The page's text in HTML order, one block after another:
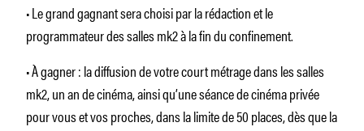
• Le grand gagnant sera choisi par la rédaction et le
programmateur des salles mk2 à la fin du confinement.
• À gagner : la diffusion de votre court métrage dans les salles
mk2, un an de cinéma, ainsi qu’une séance de cinéma privée
pour vous et vos proches, dans la limite de 50 places, dès que la